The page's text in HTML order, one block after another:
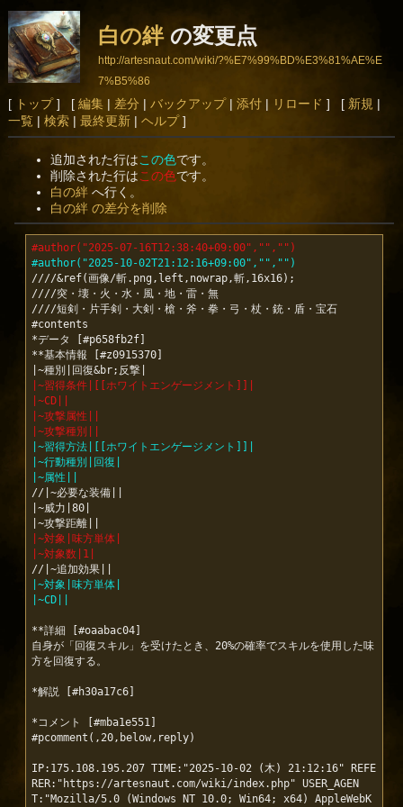
白の絆の変更点
http://artesnaut.com/wiki/?%E7%99%BD%E3%81%AE%E
7%B5%86
[ トップ] [ 編集| 差分 | バックアップ| 添付| リロード ] [ 新規 |
一覧| 検索| 最終更新| ヘルプ]
追加された行はこの色です。
削除された行はこの色です。
白の絆 へ行く。
白の絆 の差分を削除
#author("2025-07-16T12:38:40+09:00","","")
#author("2025-10-02T21:12:16+09:00","","")
////&ref(画像/斬.png,left,nowrap,斬,16x16);
////突・壊・火・水・風・地・雷・無
////短剣・片手剣・大剣・槍・斧・拳・弓・杖・銃・盾・宝石
#contents
*データ [#p658fb2f]
**基本情報 [#z0915370]
|~習得条件|[[ホワイトエンゲージメント]]|
|~CD||
|~攻撃属性||
|~攻撃種別||
|~習得方法|[[ホワイトエンゲージメント]]|
|~行動種別|回復|
|~属性||
//|~必要な装備||
|~威力|80|
|~対象|味方単体|
|~対象数|1|
|~対象|味方単体|
|~CD||
**詳細 [#oaabac04]
自身が「回復スキル」を受けたとき、20%の確率でスキルを使用した味
方を回復する。
*解説 [#h30a17c6]
*コメント [#mba1e551]
#pcomment(,20,below,reply)
IP:175.108.195.207 TIME:"2025-10-02 (木) 21:12:16" REFE
RER:"https://artesnaut.com/wiki/index.php" USER_AGEN
T:"Mozilla/5.0 (Windows NT 10.0; Win64; x64) AppleWebK